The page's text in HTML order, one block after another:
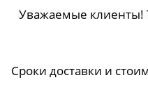
Уважаемые клиенты!
Сроки доставки и